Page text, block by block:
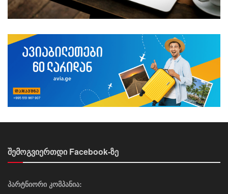
შემოგვიერთდი Facebook-ზე
პარტნიორი კომპანია: